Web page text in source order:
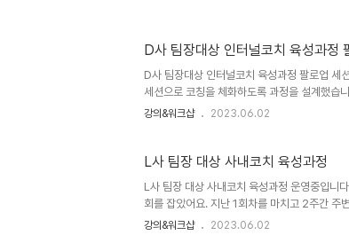
D사 팀장대상 인터널코치 육성과정
D사 팀장대상 인터널코치 육성과정 팔로업
세션으로 코칭을 체화하도록 과정을 설계했습
으로 보냈습니다. 월요일 가장 분주한 시간에
숙코치 #박승연코치 #박은하코치 #박찬종코
강의&워크샵 2023.06.02
L사 팀장 대상 사내코치 육성과정
L사 팀장 대상 사내코치 육성과정 운영중입
회를 잡았어요. 지난 1회차를 마치고 2주간 주
했는데 선뜻 대답하시 않으셔서 내심 속을 태
강의&워크샵 2023.06.02